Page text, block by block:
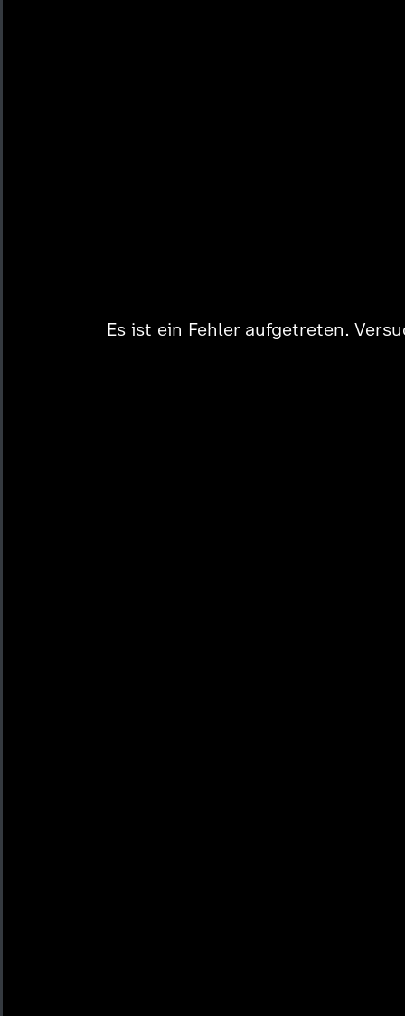
Es ist ein Fehler aufgetreten.